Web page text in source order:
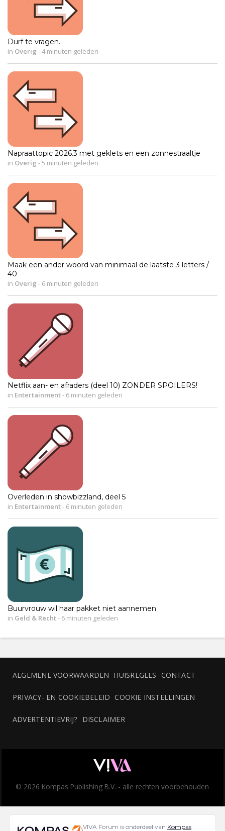
Durf te vragen.
in Overig -4 minuten geleden
Napraattopic 2026.3 met geklets en een zonnestraaltje
in Overig -5 minuten geleden
Maak een ander woord van minimaal de laatste 3 letters /
40
in Overig - 6 minuten geleden
Netflix aan- en afraders (deel 10) ZONDER SPOILERS!
in Entertainment- 6 minuten geleden
Overleden in showbizzland, deel 5
in Entertainment- 6 minuten geleden
Buurvrouw wil haar pakket niet aannemen
in Geld & Recht- 6 minuten geleden
ALGEMENE VOORWAARDEN HUISREGELS CONTACT
PRIVACY- EN COOKIEBELEID COOKIE INSTELLINGEN
ADVERTENTIEVRIJ? DISCLAIMER
© 2026 Kompas Publishing B.V. - alle rechten voorbehouden
VIVA Forum is onderdeel van Kompas